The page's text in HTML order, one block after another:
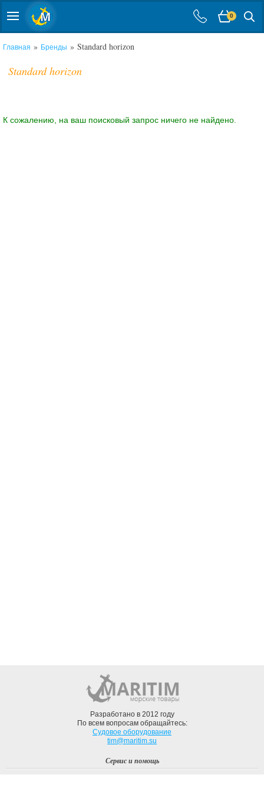
0
Главная » Бренды » Standard horizon
Standard horizon
К сожалению, на ваш поисковый запрос ничего не найдено.
Разработано в 2012 году
По всем вопросам обращайтесь:
Судовое оборудование
tim@maritim.su
Сервис и помощь